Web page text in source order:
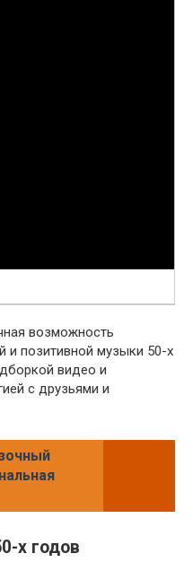
возможность
и позитивной музыки 50-х
видео и
с друзьями и
х годов